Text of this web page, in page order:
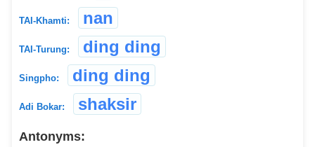
TAI-Khamti: nan
TAI-Turung: ding ding
Singpho: ding ding
Adi Bokar: shaksir
Antonyms: